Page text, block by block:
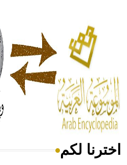
الحكم، الأدلة، تنظيم التغذية،
له الفضل بأنه حرر الطب من الدين
- هل تعلم أن المرجان إفراز
من مادة كربونات الكلسيوم، وهو
أجود أنواعه، ويمتاز بكبر الحجم
هل تعلم أن الأبسيد كلمة فرنسية
اخترنا لكم